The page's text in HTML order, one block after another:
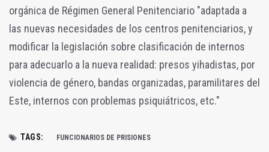
orgánica de Régimen General Penitenciario "adaptada a
las nuevas necesidades de los centros penitenciarios, y
modificar la legislación sobre clasificación de internos
para adecuarlo a la nueva realidad: presos yihadistas, por
violencia de género, bandas organizadas, paramilitares del
Este, internos con problemas psiquiátricos, etc."
TAGS: FUNCIONARIOS DE PRISIONES